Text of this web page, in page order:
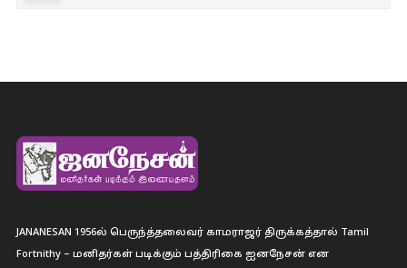
JANANESAN 1956ல் பெருந்த்தலைவர் காமராஜர் திருக்கத்தால் Tamil
Fortnithy – மனிதர்கள் படிக்கும் பத்திரிகை ஐனநேசன் என